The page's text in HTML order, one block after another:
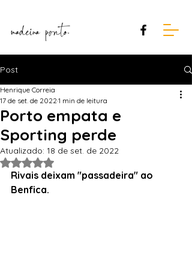
Post
Porto empata e
Sporting perde
Henrique Correia
17 de set. de 2022 1 min de leitura
Atualizado: 18 de set. de 2022
Avaliado com NaN de 5 estrelas.
Rivais deixam "passadeira" ao
Benfica.